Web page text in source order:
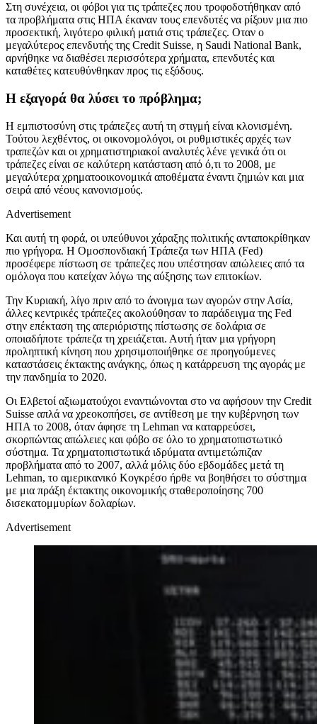
Στη συνέχεια, οι φόβοι για τις τράπεζες που τροφοδοτήθηκαν από
τα προβλήματα στις ΗΠΑ έκαναν τους επενδυτές να ρίξουν μια πιο
προσεκτική, λιγότερο φιλική ματιά στις τράπεζες. Οταν ο
μεγαλύτερος επενδυτής της Credit Suisse, η Saudi National Bank,
αρνήθηκε να διαθέσει περισσότερα χρήματα, επενδυτές και
καταθέτες κατευθύνθηκαν προς τις εξόδους.
Η εξαγορά θα λύσει το πρόβλημα;
Η εμπιστοσύνη στις τράπεζες αυτή τη στιγμή είναι κλονισμένη.
Τούτου λεχθέντος, οι οικονομολόγοι, οι ρυθμιστικές αρχές των
τραπεζών και οι χρηματιστηριακοί αναλυτές λένε γενικά ότι οι
τράπεζες είναι σε καλύτερη κατάσταση από ό,τι το 2008, με
μεγαλύτερα χρηματοοικονομικά αποθέματα έναντι ζημιών και μια
σειρά από νέους κανονισμούς.
Advertisement
Και αυτή τη φορά, οι υπεύθυνοι χάραξης πολιτικής ανταποκρίθηκαν
πιο γρήγορα. Η Ομοσπονδιακή Τράπεζα των ΗΠΑ (Fed)
προσέφερε πίστωση σε τράπεζες που υπέστησαν απώλειες από τα
ομόλογα που κατείχαν λόγω της αύξησης των επιτοκίων.
Την Κυριακή, λίγο πριν από το άνοιγμα των αγορών στην Ασία,
άλλες κεντρικές τράπεζες ακολούθησαν το παράδειγμα της Fed
στην επέκταση της απεριόριστης πίστωσης σε δολάρια σε
οποιαδήποτε τράπεζα τη χρειάζεται. Αυτή ήταν μια γρήγορη
προληπτική κίνηση που χρησιμοποιήθηκε σε προηγούμενες
καταστάσεις έκτακτης ανάγκης, όπως η κατάρρευση της αγοράς με
την πανδημία το 2020.
Οι Ελβετοί αξιωματούχοι εναντιώνονται στο να αφήσουν την Credit
Suisse απλά να χρεοκοπήσει, σε αντίθεση με την κυβέρνηση των
ΗΠΑ το 2008, όταν άφησε τη Lehman να καταρρεύσει,
σκορπώντας απώλειες και φόβο σε όλο το χρηματοπιστωτικό
σύστημα. Τα χρηματοπιστωτικά ιδρύματα αντιμετώπιζαν
προβλήματα από το 2007, αλλά μόλις δύο εβδομάδες μετά τη
Lehman, το αμερικανικό Κογκρέσο ήρθε να βοηθήσει το σύστημα
με μια πράξη έκτακτης οικονομικής σταθεροποίησης 700
δισεκατομμυρίων δολαρίων.
Advertisement